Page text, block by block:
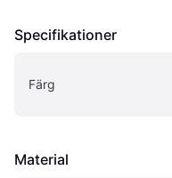
Specifikationer
Färg
Material